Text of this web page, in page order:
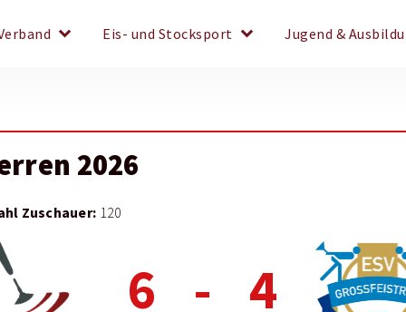
keyboard_arrow_down Eis- und Stocksport keyboard_arrow_down Jugend &
2026
Zuschauer: 120
6 - 4